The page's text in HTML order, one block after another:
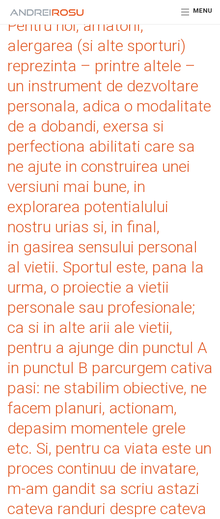
MENU
Pentru noi, amatorii,
alergarea (si alte sporturi)
reprezinta – printre altele –
un instrument de dezvoltare
personala, adica o modalitate
de a dobandi, exersa si
perfectiona abilitati care sa
ne ajute in construirea unei
versiuni mai bune, in
explorarea potentialului
nostru urias si, in final,
in gasirea sensului personal
al vietii. Sportul este, pana la
urma, o proiectie a vietii
personale sau profesionale;
ca si in alte arii ale vietii,
pentru a ajunge din punctul A
in punctul B parcurgem cativa
pasi: ne stabilim obiective, ne
facem planuri, actionam,
depasim momentele grele
etc. Si, pentru ca viata este un
proces continuu de invatare,
m-am gandit sa scriu astazi
cateva randuri despre cateva